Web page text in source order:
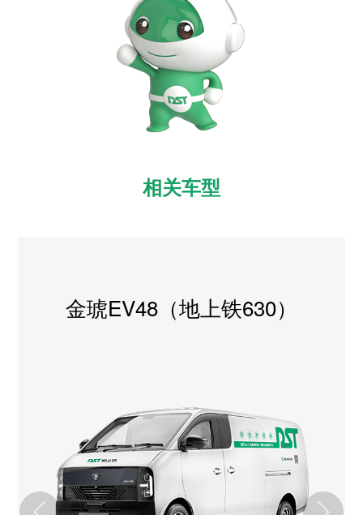
相关车型
金琥EV48（地上铁630）